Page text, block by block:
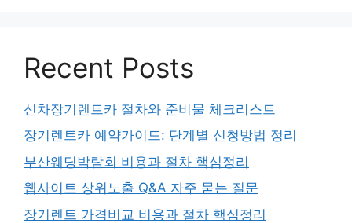
Recent Posts
신차장기렌트카 절차와 준비물 체크리스트
장기렌트카 예약가이드: 단계별 신청방법 정리
부산웨딩박람회 비용과 절차 핵심정리
웹사이트 상위노출 Q&A 자주 묻는 질문
장기렌트 가격비교 비용과 절차 핵심정리